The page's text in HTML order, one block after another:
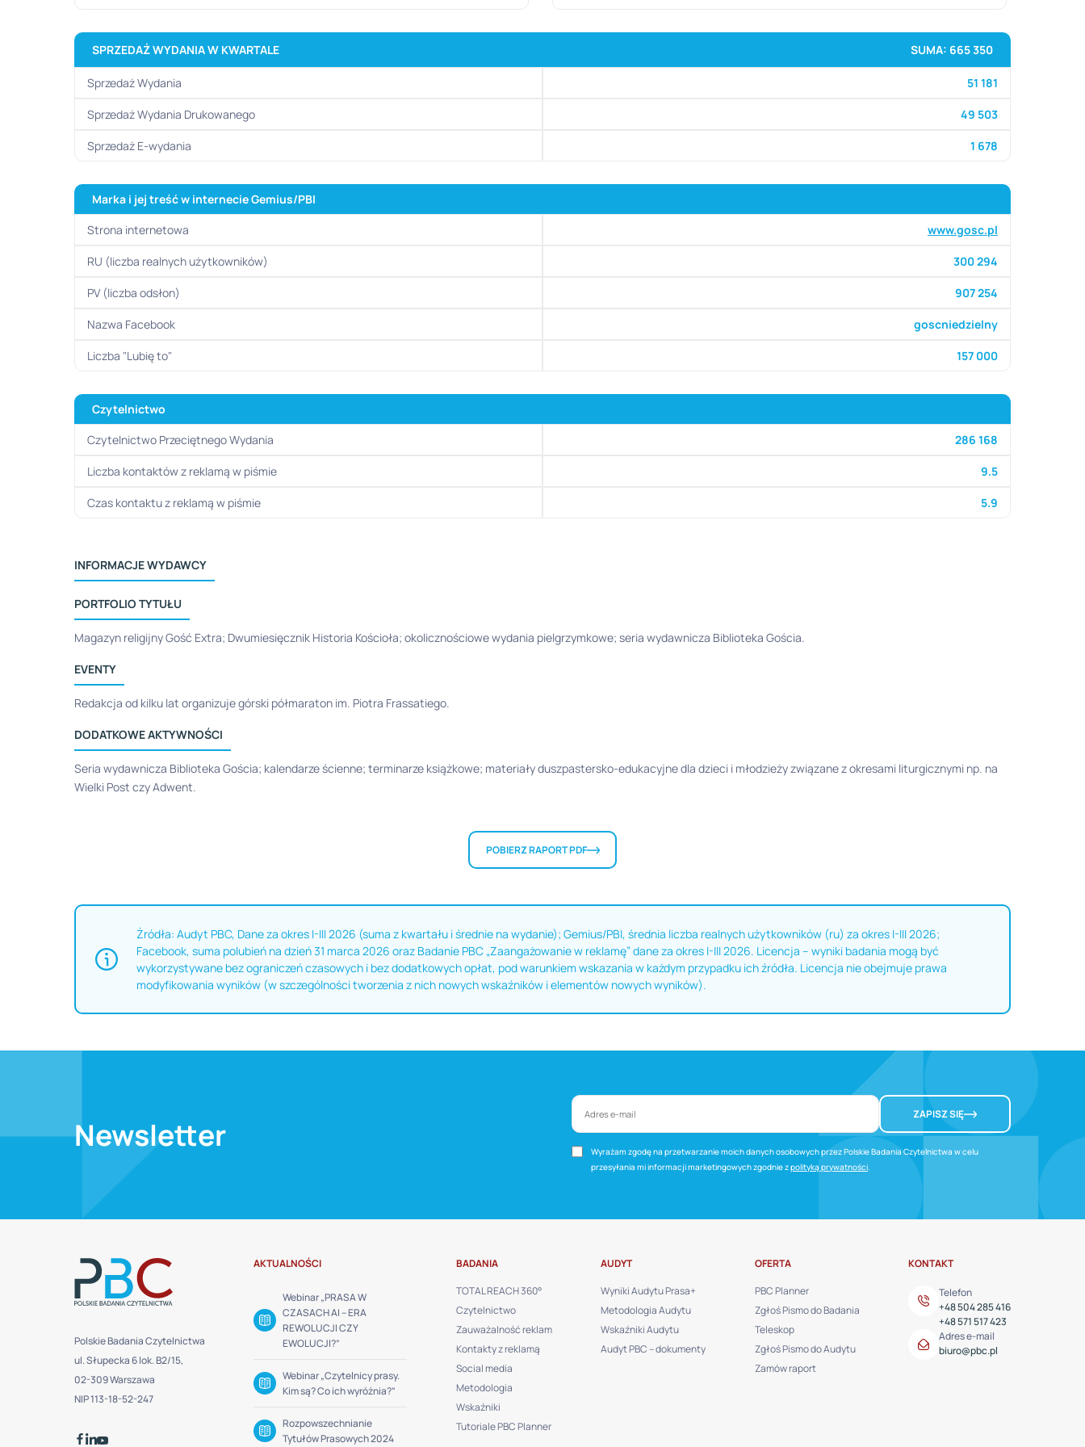
SPRZEDAŻ WYDANIA W KWARTALE SUMA: 665 350
Sprzedaż Wydania 51 181
Sprzedaż Wydania Drukowanego 49 503
Sprzedaż E-wydania 1 678
Marka i jej treść w internecieGemius/PBI
Strona internetowa
www.gosc.pl
RU (liczba realnych użytkowników) 300 294
PV (liczba odsłon) 907 254
Nazwa Facebook goscniedzielny
Liczba "Lubię to" 157 000
Czytelnictwo
Czytelnictwo Przeciętnego Wydania
286 168
Liczba kontaktów z reklamą w piśmie 9.5
Czas kontaktu z reklamą w piśmie 5.9
INFORMACJE WYDAWCY
PORTFOLIO TYTUŁU
Magazyn religijny Gość Extra; Dwumiesięcznik Historia Kościoła; okolicznościowe wydania pielgrzymkowe; seria wydawnicza Biblioteka Gościa.
EVENTY
Redakcja od kilku lat organizuje górski półmaraton im. Piotra Frassatiego.
DODATKOWE AKTYWNOŚCI
Seria wydawnicza Biblioteka Gościa; kalendarze ścienne; terminarze książkowe; materiały duszpastersko-edukacyjne dla dzieci i młodzieży związane z okresami liturgicznymi np. na
Wielki Post czy Adwent.
POBIERZ RAPORT PDF
Źródła: Audyt PBC, Dane za okres I-III 2026 (suma z kwartału i średnie na wydanie); Gemius/PBI, średnia liczba realnych użytkowników (ru) za okres I-III 2026;
Facebook, suma polubień na dzień 31 marca 2026 oraz Badanie PBC „Zaangażowanie w reklamę” dane za okres I-III 2026. Licencja – wyniki badania mogą być
wykorzystywane bez ograniczeń czasowych i bez dodatkowych opłat, pod warunkiem wskazania w każdym przypadku ich źródła. Licencja nie obejmuje prawa
modyfikowania wyników (w szczególności tworzenia z nich nowych wskaźników i elementów nowych wyników).
Newsletter
ZAPISZ SIĘ
Wyrażam zgodę na przetwarzanie moich danych osobowych przez Polskie Badania Czytelnictwa w celu
przesyłania mi informacji marketingowych zgodnie zpolityką prywatności.
Polskie Badania Czytelnictwa
ul. Słupecka 6 lok. B2/15,
02-309 Warszawa
NIP 113-18-52-247
AKTUALNOŚCI
Webinar „PRASA W
CZASACH AI – ERA
REWOLUCJI CZY
EWOLUCJI?”
Webinar „Czytelnicy prasy.
Kim są? Co ich wyróżnia?”
Rozpowszechnianie
Tytułów Prasowych 2024
BADANIA
TOTAL REACH 360°
Czytelnictwo
Zauważalność reklam
Kontakty z reklamą
Social media
Metodologia
Wskaźniki
Tutoriale PBC Planner
AUDYT
Wyniki Audytu Prasa+
Metodologia Audytu
Wskaźniki Audytu
Audyt PBC – dokumenty
OFERTA
PBC Planner
Zgłoś Pismo do Badania
Teleskop
Zgłoś Pismo do Audytu
Zamów raport
KONTAKT
Telefon
+48 504 285 416
+48 571 517 423
Adres e-mail
biuro@pbc.pl